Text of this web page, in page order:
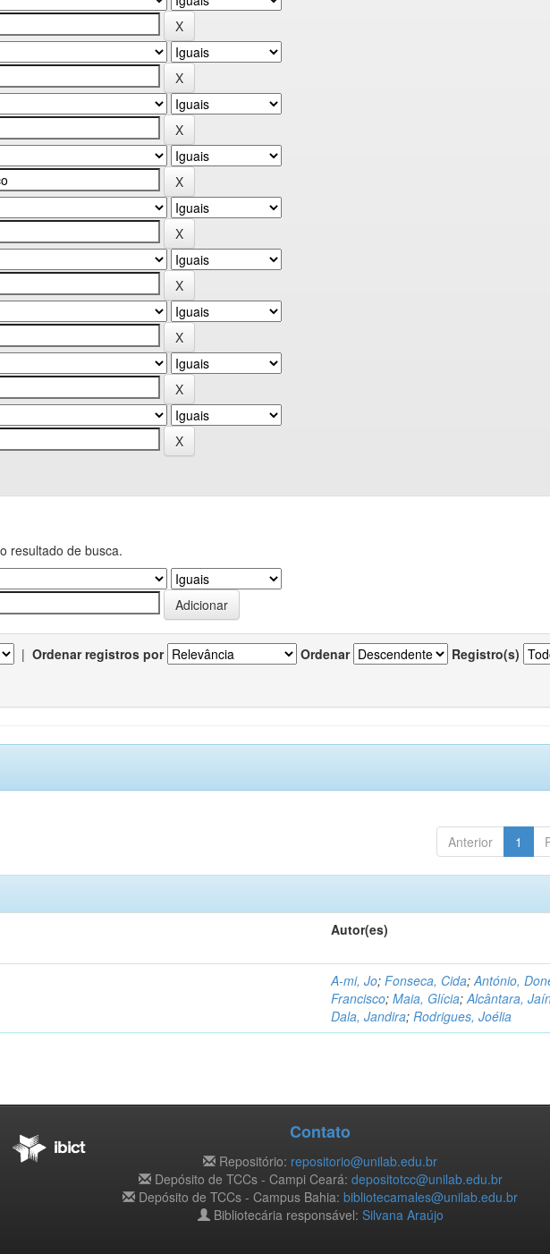
resultado de busca.
| Ordenar registros por Ordenar Registro(s)
Anterior 1
Autor(es)
A-mi, Jo;Fonseca, Cida;António,
Francisco;Maia, Glícia;Alcântara,
Dala, Jandira;Rodrigues, Joélia
Contato
Repositório: repositorio@unilab.edu.br
Depósito de TCCs - Campi Ceará: depositotcc@unilab.edu.br
Depósito de TCCs - Campus Bahia: bibliotecamales@unilab.edu.br
Bibliotecária responsável: Silvana Araújo